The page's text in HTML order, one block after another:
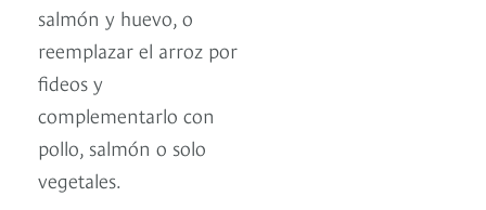
salmón y huevo, o
reemplazar el arroz por
fideos y
complementarlo con
pollo, salmón o solo
vegetales.